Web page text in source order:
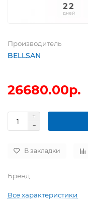
22
дней
Производитель
BELLSAN
26680.00р.
В закладки
Бренд
Все характеристики